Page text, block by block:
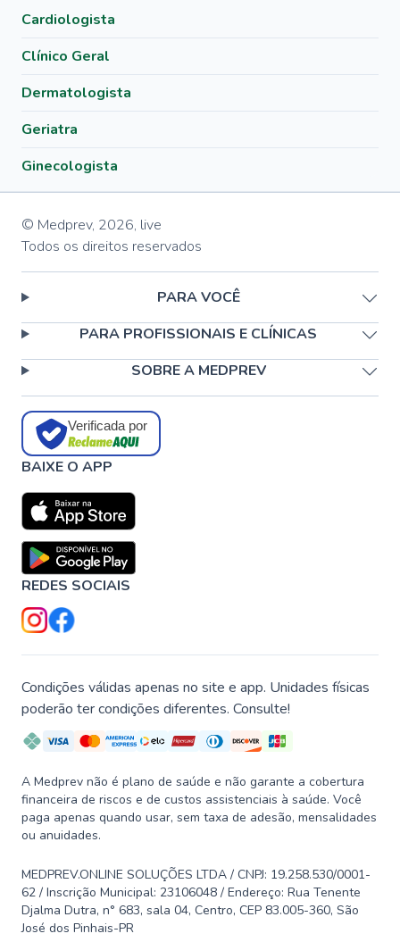
Cardiologista
Clínico Geral
Dermatologista
Geriatra
Ginecologista
© Medprev, 2026, live
Todos os direitos reservados
PARA VOCÊ
PARA PROFISSIONAIS E CLÍNICAS
SOBRE A MEDPREV
Verificada por
BAIXE O APP
REDES SOCIAIS
Condições válidas apenas no site e app. Unidades físicas
poderão ter condições diferentes. Consulte!
A Medprev não é plano de saúde e não garante a cobertura
financeira de riscos e de custos assistenciais à saúde. Você
paga apenas quando usar, sem taxa de adesão, mensalidades
ou anuidades.
MEDPREV.ONLINE SOLUÇÕES LTDA / CNPJ: 19.258.530/0001-
62 / Inscrição Municipal: 23106048 / Endereço: Rua Tenente
Djalma Dutra, n° 683, sala 04, Centro, CEP 83.005-360, São
José dos Pinhais-PR